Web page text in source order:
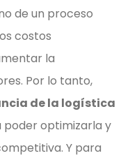
de un proceso
costos
la
Por lo tanto,
de la logística
poder optimizarla y
Y para